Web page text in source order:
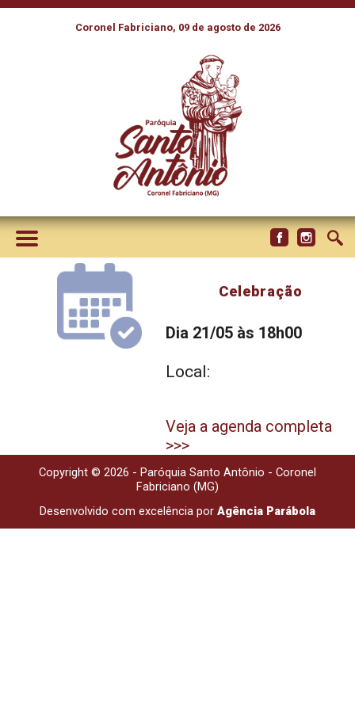
Coronel Fabriciano, 09 de agosto de 2026
Celebração
Dia 21/05 às 18h00
Local:
Veja a agenda completa
>>>
Copyright © 2026 - Paróquia Santo Antônio - Coronel
Fabriciano (MG)
Desenvolvido com excelência por Agência Parábola